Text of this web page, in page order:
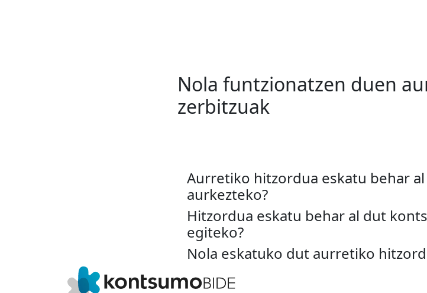
Nola funtzionatzen duen
zerbitzuak
Aurretiko hitzordua eskatu behar
aurkezteko?
Hitzordua eskatu behar al dut
egiteko?
Nola eskatuko dut aurretiko